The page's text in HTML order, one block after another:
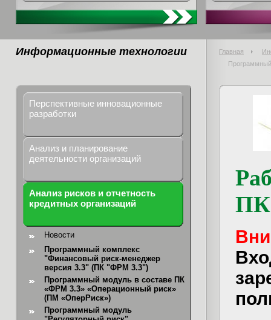
Информационные технологии Главная
Перспективные инновационные
разработки
Анализ и планирование
деятельности организаций
Анализ рисков и отчетность
кредитных организаций
Новости
Программный комплекс
"Финансовый риск-менеджер
версия 3.3" (ПК "ФРМ 3.3")
Программный модуль в составе ПК
«ФРМ 3.3» «Операционный риск»
(ПМ «ОперРиск»)
Программный модуль